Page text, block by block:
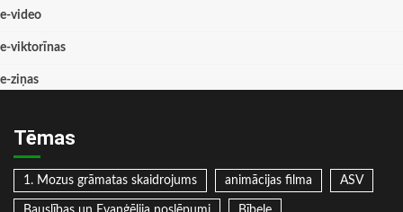
e-video
e-viktorīnas
e-ziņas
Tēmas
1. Mozus grāmatas skaidrojums animācijas filma ASV